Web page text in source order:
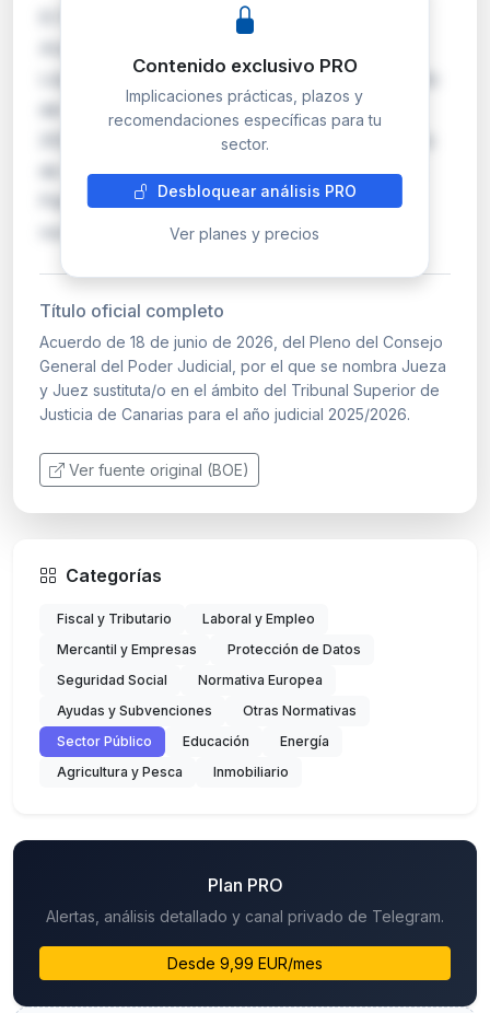
El Pleno del CGPJ ha nombrado a Victoria
López como jueza y juez sustitutos en el ámbito
del TSJ de Canarias para el año judicial
2025/2026. Su actuación cubrirá los Tribunales
de Instancia de numerosas localidades de Las
Palmas y Santa Cruz de Tenerife. El
nombramiento se ampa…
Contenido exclusivo PRO
Implicaciones prácticas, plazos y
recomendaciones específicas para tu
sector.
Desbloquear análisis PRO
Ver planes y precios
Título oficial completo
Acuerdo de 18 de junio de 2026, del Pleno del Consejo
General del Poder Judicial, por el que se nombra Jueza
y Juez sustituta/o en el ámbito del Tribunal Superior de
Justicia de Canarias para el año judicial 2025/2026.
Ver fuente original (BOE)
Categorías
Fiscal y Tributario
Laboral y Empleo
Mercantil y Empresas
Protección de Datos
Seguridad Social
Normativa Europea
Ayudas y Subvenciones
Otras Normativas
Sector Público
Educación
Energía
Agricultura y Pesca
Inmobiliario
Plan PRO
Alertas, análisis detallado y canal privado de Telegram.
Desde 9,99 EUR/mes